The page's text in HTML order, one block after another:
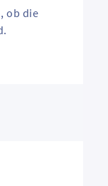
ob die